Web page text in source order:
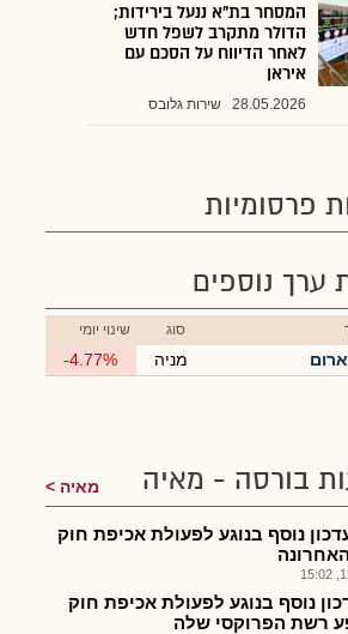
המסחר בת"א ננעל בירידות;
הדולר מתקרב לשפל חדש
לאחר הדיווח על הסכם עם
איראן
28.05.2026 שירות גלובס
פרסומיות
ערך נוספים
סוג שינוי יומי
מניה -4.77%
בורסה - מאיה מאיה
נוסף בנוגע לפעולת אכיפת חוק
נוסף בנוגע לפעולת אכיפת חוק
רשת הפרוקסי שלה